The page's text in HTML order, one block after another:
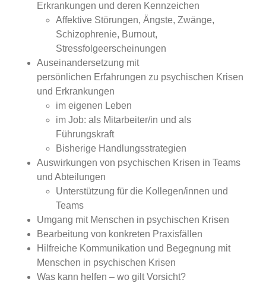
Erkrankungen und deren Kennzeichen
Affektive Störungen, Ängste, Zwänge,
Schizophrenie, Burnout,
Stressfolgeerscheinungen
Auseinandersetzung mit
persönlichen Erfahrungen zu psychischen Krisen
und Erkrankungen
im eigenen Leben
im Job: als Mitarbeiter/in und als
Führungskraft
Bisherige Handlungsstrategien
Auswirkungen von psychischen Krisen in Teams
und Abteilungen
Unterstützung für die Kollegen/innen und
Teams
Umgang mit Menschen in psychischen Krisen
Bearbeitung von konkreten Praxisfällen
Hilfreiche Kommunikation und Begegnung mit
Menschen in psychischen Krisen
Was kann helfen – wo gilt Vorsicht?